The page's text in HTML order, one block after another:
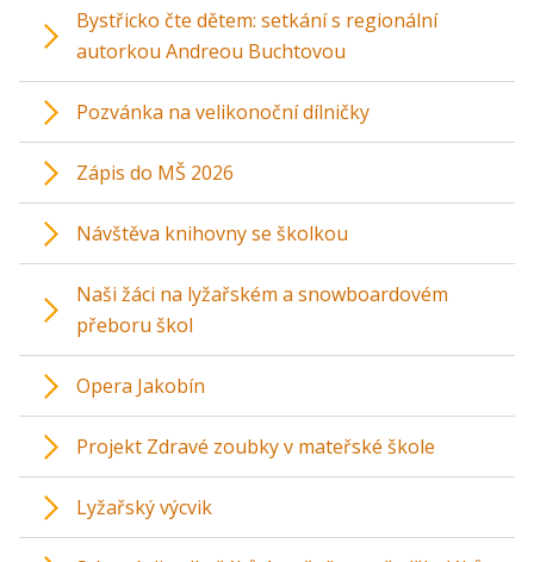
Bystřicko čte dětem: setkání s regionální
autorkou Andreou Buchtovou
Pozvánka na velikonoční dílničky
Zápis do MŠ 2026
Návštěva knihovny se školkou
Naši žáci na lyžařském a snowboardovém
přeboru škol
Opera Jakobín
Projekt Zdravé zoubky v mateřské škole
Lyžařský výcvik